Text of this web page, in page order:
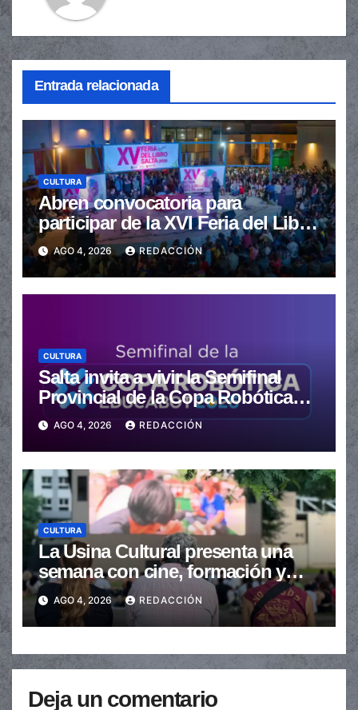
Entrada relacionada
CULTURA
Abren convocatoria para
participar de la XVI Feria del Libro
de Salta
AGO 4, 2026 REDACCIÓN
CULTURA
Salta invita a vivir la Semifinal
Provincial de la Copa Robótica
Argentina 2026
AGO 4, 2026 REDACCIÓN
CULTURA
La Usina Cultural presenta una
semana con cine, formación y
actividades para toda la
comunidad
AGO 4, 2026 REDACCIÓN
Deja un comentario